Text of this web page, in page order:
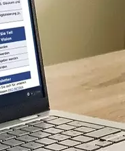
an
bzw. herunterladen